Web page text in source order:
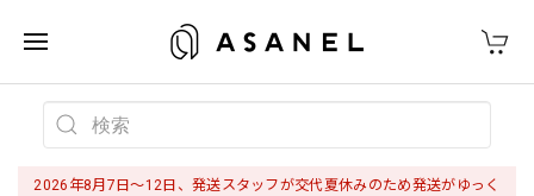
2026年8月7日〜12日、発送スタッフが交代夏休みのため発送がゆっく